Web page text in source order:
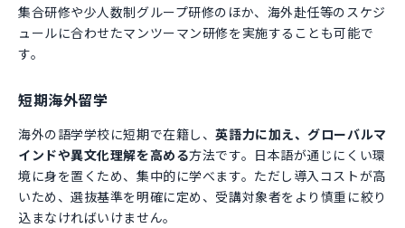
集合研修や少人数制グループ研修のほか、海外赴任等のスケジ
ュールに合わせたマンツーマン研修を実施することも可能で
す。
短期海外留学
海外の語学学校に短期で在籍し、英語力に加え、グローバルマ
インドや異文化理解を高める方法です。日本語が通じにくい環
境に身を置くため、集中的に学べます。ただし導入コストが高
いため、選抜基準を明確に定め、受講対象者をより慎重に絞り
込まなければいけません。